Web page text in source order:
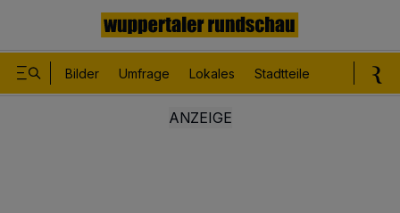
Bilder Umfrage Lokales Stadtteile